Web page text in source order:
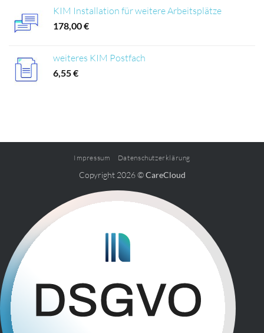
KIM Installation für weitere Arbeitsplätze
178,00€
weiteres KIM Postfach
6,55€
Impressum Datenschutzerklärung
Copyright 2026 ©CareCloud